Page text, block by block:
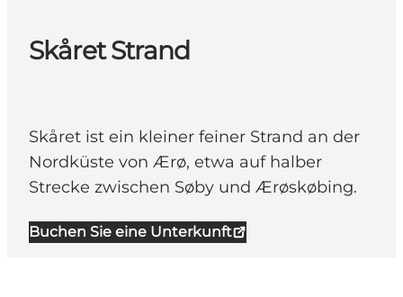
Skåret Strand
Skåret ist ein kleiner feiner Strand an der
Nordküste von Ærø, etwa auf halber
Strecke zwischen Søby und Ærøskøbing.
Buchen Sie eine Unterkunft